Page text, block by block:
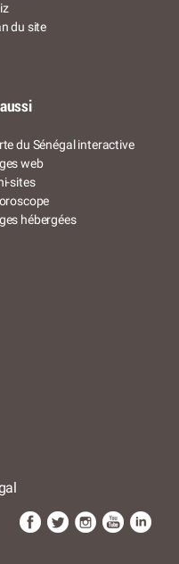
du site
du Sénégal interactive
web
sites
hébergées